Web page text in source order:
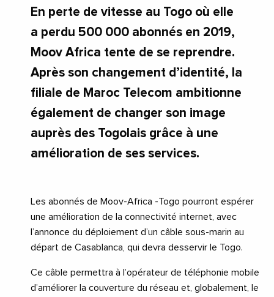
En perte de vitesse au Togo où elle
a perdu 500 000 abonnés en 2019,
Moov Africa tente de se reprendre.
Après son changement d’identité, la
filiale de Maroc Telecom ambitionne
également de changer son image
auprès des Togolais grâce à une
amélioration de ses services.
Les abonnés de Moov-Africa -Togo pourront espérer
une amélioration de la connectivité internet, avec
l’annonce du déploiement d’un câble sous-marin au
départ de Casablanca, qui devra desservir le Togo.
Ce câble permettra à l’opérateur de téléphonie mobile
d’améliorer la couverture du réseau et, globalement, le